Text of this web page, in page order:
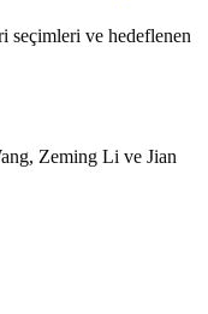
seçimleri ve hedeflenen
Zeming Li ve Jian